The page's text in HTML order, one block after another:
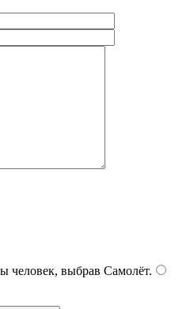
человек, выбрав Самолёт.